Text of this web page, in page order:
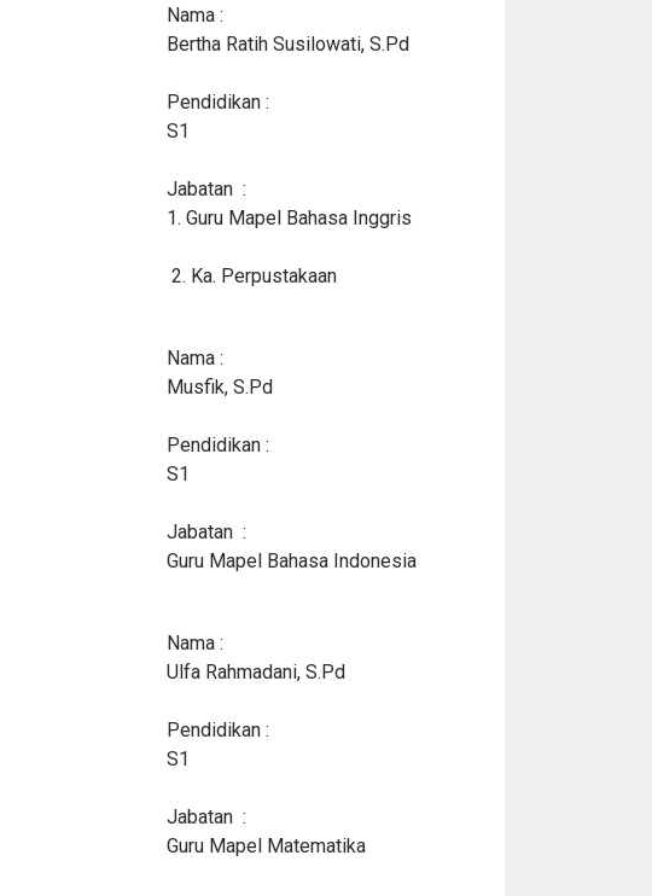
Nama :
Bertha Ratih Susilowati, S.Pd
Pendidikan :
S1
Jabatan :
1. Guru Mapel Bahasa Inggris
2. Ka. Perpustakaan
Nama :
Musfik, S.Pd
Pendidikan :
S1
Jabatan :
Guru Mapel Bahasa Indonesia
Nama :
Ulfa Rahmadani, S.Pd
Pendidikan :
S1
Jabatan :
Guru Mapel Matematika